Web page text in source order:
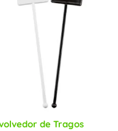
de Tragos